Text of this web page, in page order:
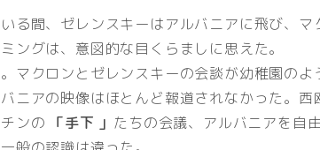
る間、ゼレンスキーはアルバニアに飛び、マ
ングは、意図的な目くらましに思えた。
マクロンとゼレンスキーの会談が幼稚園のよ
ニアの映像はほとんど報道されなかった。西
ンの 「手下 」 たちの会議、アルバニアを自